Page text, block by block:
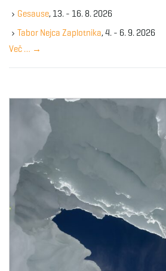
e
y
w
r
Gesause, 13. - 16. 8. 2026
Tabor Nejca Zaplotnika, 4. - 6. 9. 2026
Več … →